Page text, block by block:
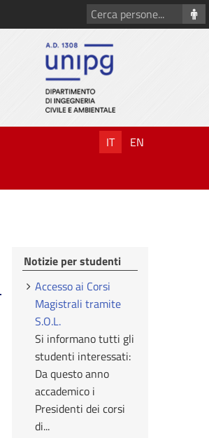
Cerca
persone
IT EN
Notizie per studenti
Accesso ai Corsi
Magistrali tramite
S.O.L.
Si informano tutti gli
studenti interessati:
Da questo anno
accademico i
Presidenti dei corsi
di...